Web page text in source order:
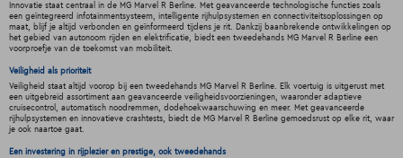
Innovatie staat centraal in de MG Marvel R Berline. Met geavanceerde technologische functies zoals
een geïntegreerd infotainmentsysteem, intelligente rijhulpsystemen en connectiviteitsoplossingen op
maat, blijf je altijd verbonden en geïnformeerd tijdens je rit. Dankzij baanbrekende ontwikkelingen op
het gebied van autonoom rijden en elektrificatie, biedt een tweedehands MG Marvel R Berline een
voorproefje van de toekomst van mobiliteit.
Veiligheid als prioriteit
Veiligheid staat altijd voorop bij een tweedehands MG Marvel R Berline. Elk voertuig is uitgerust met
een uitgebreid assortiment aan geavanceerde veiligheidsvoorzieningen, waaronder adaptieve
cruisecontrol, automatisch noodremmen, dodehoekwaarschuwing en meer. Met geavanceerde
rijhulpsystemen en innovatieve crashtests, biedt de MG Marvel R Berline gemoedsrust op elke rit, waar
je ook naartoe gaat.
Een investering in rijplezier en prestige, ook tweedehands